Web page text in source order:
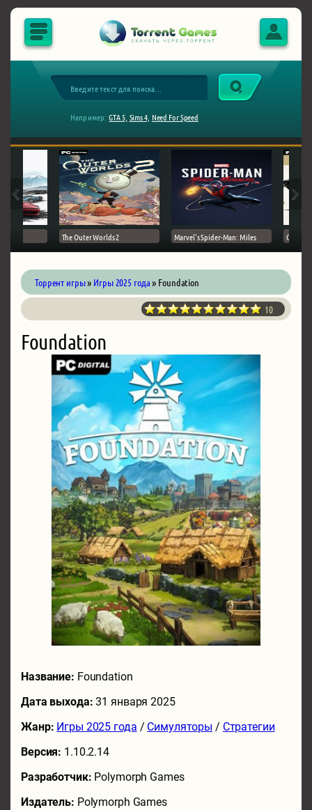
Например: GTA 5, Sims 4, Need For Speed
The Outer Worlds 2 Marvel's Spider-Man: Miles Ghost
Торрент игры» Игры 2025 года» Foundation
10
Foundation
Название: Foundation
Дата выхода:31 января 2025
Жанр: Игры 2025 года / Симуляторы / Стратегии
Версия: 1.10.2.14
Разработчик: Polymorph Games
Издатель: Polymorph Games